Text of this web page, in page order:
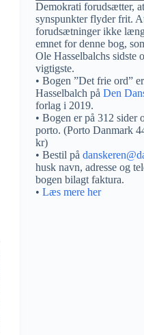
Demokrati forudsætter,
synspunkter flyder frit.
forudsætninger ikke
emnet for denne bog,
Ole Hasselbalchs sidste
vigtigste.
• Bogen ”Det frie ord”
Hasselbalch påDen
forlag i 2019.
• Bogen er på 312 sider
porto. (Porto Danmark
kr)
• Bestil på
husk navn, adresse og
bogen bilagt faktura.
•Læs mere her